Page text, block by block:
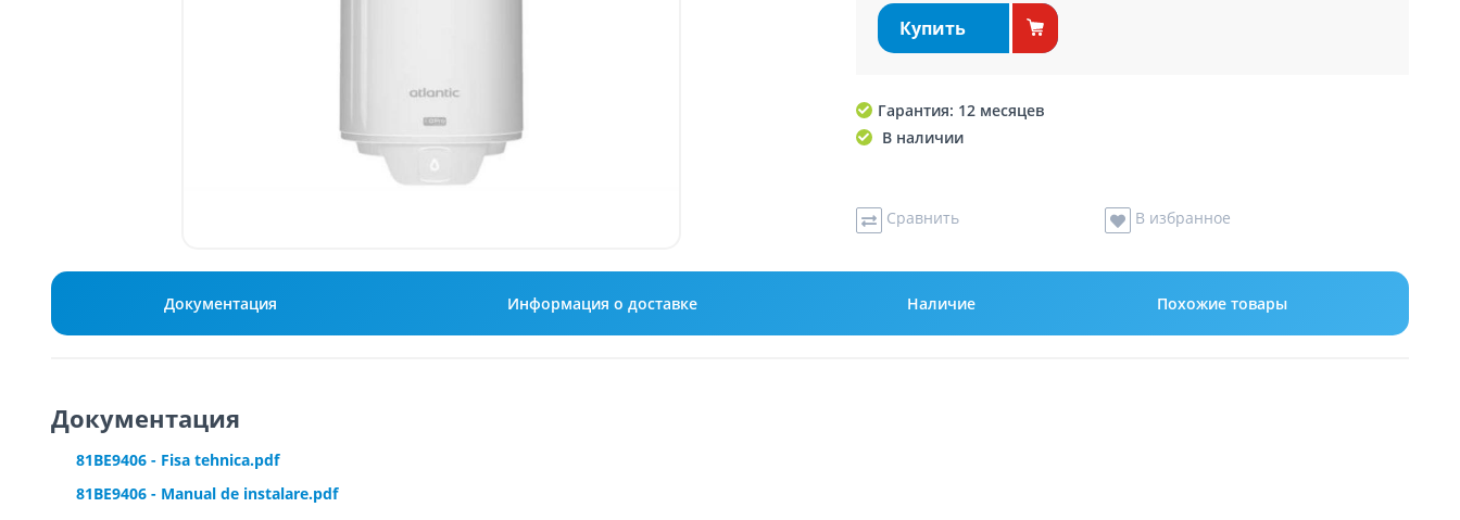
Купить
Гарантия: 12 месяцев
В наличии
Сравнить В избранное
Документация Информация о доставке Наличие Похожие товары
Документация
81BE9406 - Fisa tehnica.pdf
81BE9406 - Manual de instalare.pdf